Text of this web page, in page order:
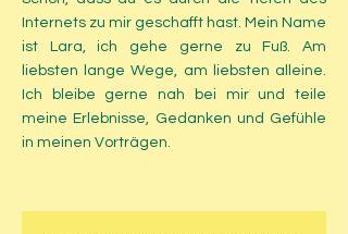
Internets zu mir geschafft hast. Mein Name
ist Lara, ich gehe gerne zu Fuß. Am
liebsten lange Wege, am liebsten alleine.
Ich bleibe gerne nah bei mir und teile
meine Erlebnisse, Gedanken und Gefühle
in meinen Vorträgen.